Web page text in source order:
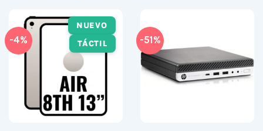
-4%
NUEVO
TÁCTIL
-51%